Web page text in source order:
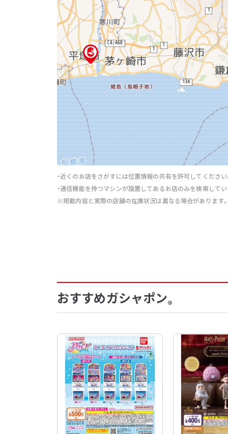
・近くのお店をさがすには位置情報の共有を許可してください
・通信機能を持つマシンが設置してあるお店のみを検索して
※掲載内容と実際の店舗の在庫状況は異なる場合があります
おすすめガシャポン®